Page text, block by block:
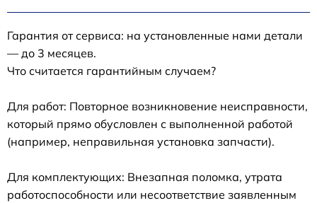
Гарантия от сервиса: на установленные нами детали
— до 3 месяцев.
Что считается гарантийным случаем?
Для работ: Повторное возникновение неисправности,
который прямо обусловлен с выполненной работой
(например, неправильная установка запчасти).
Для комплектующих: Внезапная поломка, утрата
работоспособности или несоответствие заявленным